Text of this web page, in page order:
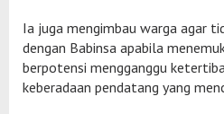
Ia juga mengimbau warga agar
dengan Babinsa apabila
berpotensi mengganggu
keberadaan pendatang yang